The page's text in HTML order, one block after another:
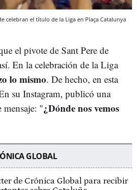
celebran el título de la Liga en Plaça Catalunya
el pivote de Sant Pere de
En la celebración de la Liga
lo mismo. De hecho, en esta
su Instagram, publicó una
mensaje: "¿Dónde nos vemos
GLOBAL
de Crónica Global para recibir